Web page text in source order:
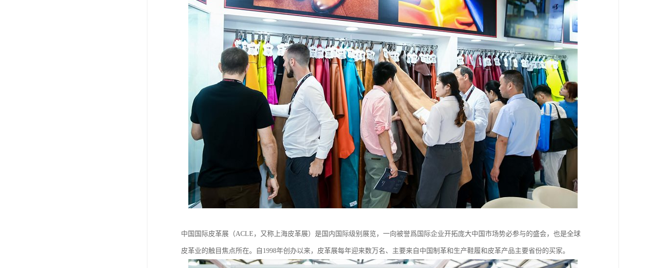
中国国际皮革展（ACLE，又称上海皮革展）是国内国际级别展览，一向被誉爲国际企业开拓庞大中国市场势必参与的盛会，也是全球
皮革业的触目焦点所在。自1998年创办以来，皮革展每年迎来数万名、主要来自中国制革和生产鞋履和皮革产品主要省份的买家。